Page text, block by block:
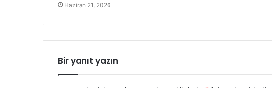
Haziran 21, 2026
Bir yanıt yazın